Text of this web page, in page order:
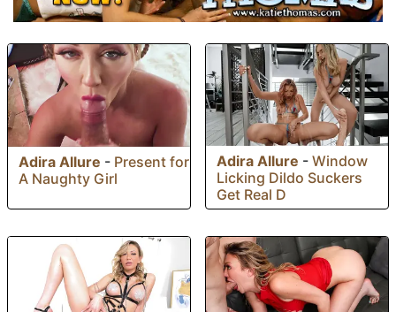
Adira Allure - Present for
A Naughty Girl
Adira Allure - Window
Licking Dildo Suckers
Get Real D